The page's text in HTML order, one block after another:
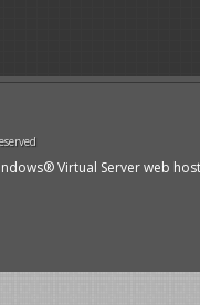
Virtual Server web